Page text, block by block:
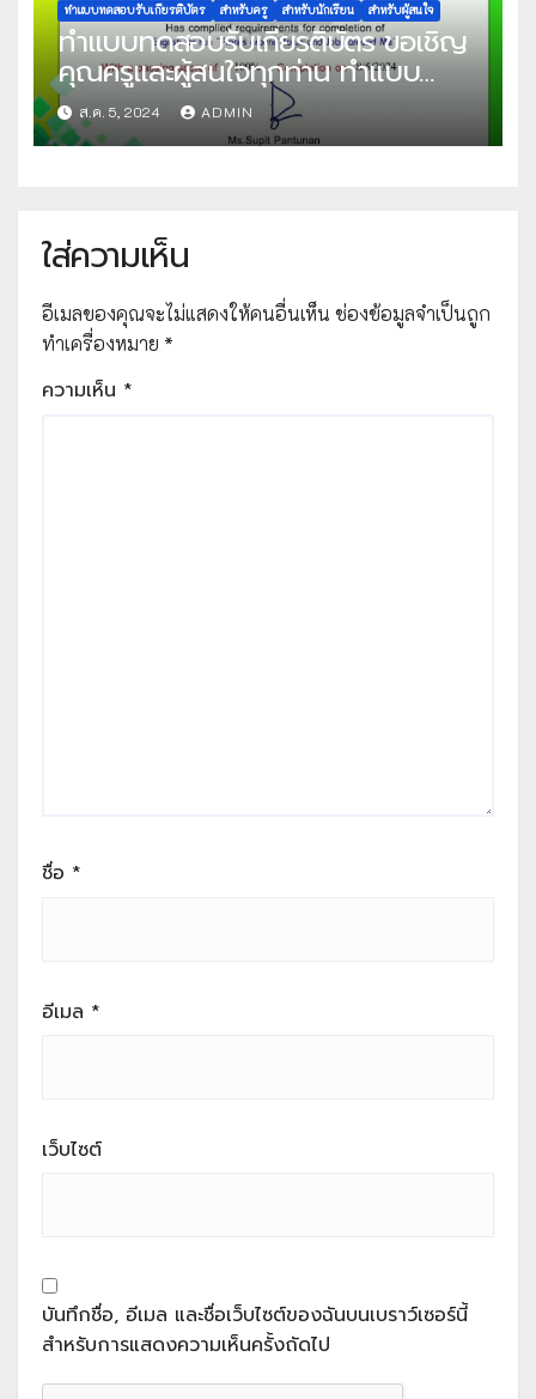
ทำแบบทดสอบรับเกียรติบัตร สำหรับครู สำหรับนักเรียน สำหรับผู้สนใจ
ทำแบบทดสอบรับเกียรติบัตร ขอเชิญ
คุณครูและผู้สนใจทุกท่าน ทำแบบ
ทดสอบออนไลน์ แบบทดสอบ ภาษา
อังกฤษเพื่อความเข้าใจ ชุด English
E-mail จัดทำโดย โรงเรียนบ้านโนน
สวาทหนองไพบูลย์
ส.ค. 5, 2024 ADMIN
ใส่ความเห็น
อีเมลของคุณจะไม่แสดงให้คนอื่นเห็น ช่องข้อมูลจำเป็นถูก
ทำเครื่องหมาย *
ความเห็น *
ชื่อ *
อีเมล *
เว็บไซต์
บันทึกชื่อ, อีเมล และชื่อเว็บไซต์ของฉันบนเบราว์เซอร์นี้
สำหรับการแสดงความเห็นครั้งถัดไป